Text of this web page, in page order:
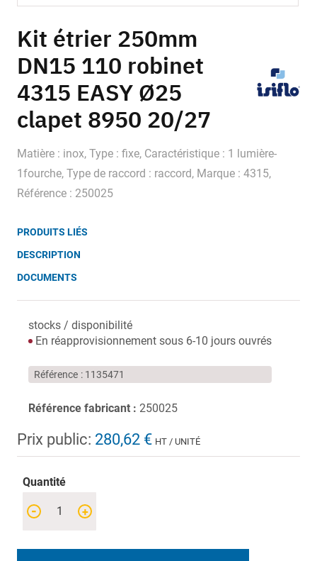
to
the
beginning
of
the
images
gallery
Kit étrier 250mm
DN15 110 robinet
4315 EASY Ø25
clapet 8950 20/27
Matière : inox, Type : fixe, Caractéristique : 1 lumière-
1fourche, Type de raccord : raccord, Marque : 4315,
Référence : 250025
PRODUITS LIÉS
DESCRIPTION
DOCUMENTS
stocks / disponibilité
En réapprovisionnement sous 6-10 jours ouvrés
Référence 1135471
Référence fabricant : 250025
Prix public: 280,62 € HT / UNITÉ
Quantité
+
-